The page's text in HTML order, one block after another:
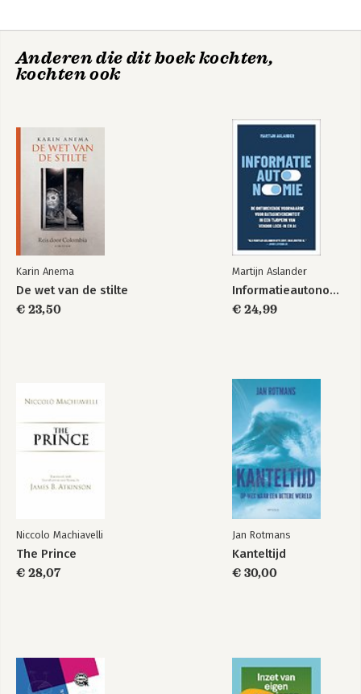
De wet van de stilte
Bekijk alle boeken
Anderen die dit boek kochten,
kochten ook
Karin Anema
De wet van de stilte
€ 23,50
Martijn Aslander
Informatieautonomie
€ 24,99
Niccolo Machiavelli
The Prince
€ 28,07
Jan Rotmans
Kanteltijd
€ 30,00